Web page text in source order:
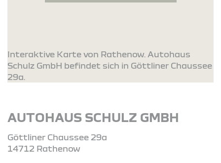
Interaktive Karte von Rathenow. Autohaus
Schulz GmbH befindet sich in Göttliner Chaussee
29a.
AUTOHAUS SCHULZ GMBH
Göttliner Chaussee 29a
14712 Rathenow